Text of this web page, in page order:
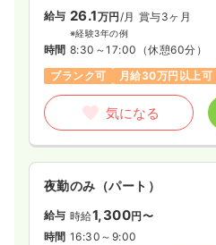
給与 26.1万円 /月 賞与3ヶ月
※経験3年の例
時間 8:30～17:00 （休憩60分）
ブランク可
月給30万円以上可
気になる
夜勤のみ（パート）
給与 時給1,300円〜
時間 16:30～9:00